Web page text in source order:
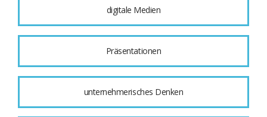
digitale Medien
Präsentationen
unternehmerisches Denken